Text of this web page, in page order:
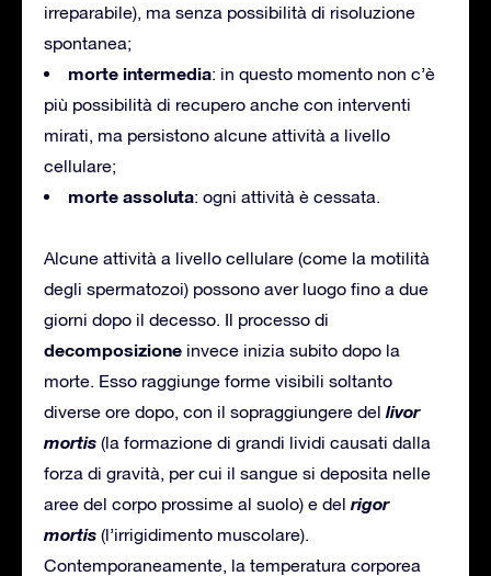
irreparabile), ma senza possibilità di risoluzione
spontanea;
morte intermedia: in questo momento non c’è
più possibilità di recupero anche con interventi
mirati, ma persistono alcune attività a livello
cellulare;
morte assoluta: ogni attività è cessata.
Alcune attività a livello cellulare (come la motilità
degli spermatozoi) possono aver luogo fino a due
giorni dopo il decesso. Il processo di
decomposizione invece inizia subito dopo la
morte. Esso raggiunge forme visibili soltanto
diverse ore dopo, con il sopraggiungere del livor
mortis (la formazione di grandi lividi causati dalla
forza di gravità, per cui il sangue si deposita nelle
aree del corpo prossime al suolo) e del rigor
mortis (l’irrigidimento muscolare).
Contemporaneamente, la temperatura corporea